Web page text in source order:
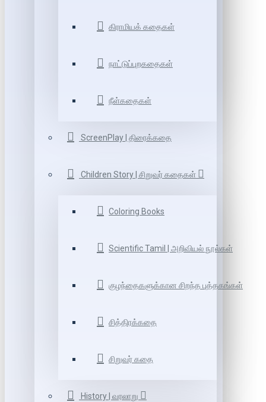
கிராமியக் கதைகள்
நாட்டுப்புறகதைகள்
நீள்கதைகள்
ScreenPlay | திரைக்கதை
Children Story | சிறுவர் கதைகள்
Coloring Books
Scientific Tamil | அறிவியல் நூல்கள்
குழந்தைகளுக்கான சிறந்த புத்தகங்கள்
சித்திரக்கதை
சிறுவர் கதை
History | வரலாறு